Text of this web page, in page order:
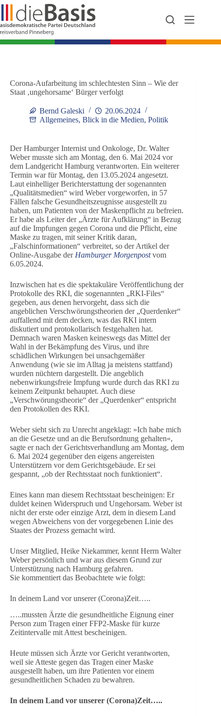
Zum
Inhalt
springen
Corona-Aufarbeitung im schlechtesten Sinn – Wie der
Staat ‚ungehorsame‘ Bürger verfolgt
Bernd Galeski
20.06.2024
Allgemeines, Blick in die Medien, Politik
Der Hamburger Internist und Onkologe, Dr. Walter
Weber musste sich am Montag, den 6. Mai 2024 vor
dem Landgericht Hamburg verantworten. Ein weiterer
Termin war für Montag, den 13.05.2024 angesetzt.
Laut einhelliger Berichterstattung der sogenannten
„Qualitätsmedien“ wird Weber vorgeworfen, in 57
Fällen falsche Gesundheitszeugnisse ausgestellt zu
haben, um Patienten von der Maskenpflicht zu befreien.
Er habe als Leiter der „Ärzte für Aufklärung“ in Bezug
auf die Impfungen gegen Corona und die Pflicht, eine
Maske zu tragen, mit seiner Kritik daran,
„Falschinformationen“ verbreitet, so der Artikel der
Online-Ausgabe der Hamburger Morgenpostvom
6.05.2024.
Inzwischen hat es die spektakuläre Veröffentlichung der
Protokolle des RKI, die sogenannten „RKI-Files“
gegeben, aus denen hervorgeht, dass sich die
angeblichen Verschwörungstheorien der „Querdenker“
auffallend mit dem decken, was das RKI intern
diskutiert und protokollarisch festgehalten hat.
Demnach waren Masken keineswegs das Mittel der
Wahl in der Bekämpfung des Virus, und ihre
schädlichen Wirkungen bei unsachgemäßer
Anwendung (wie sie im Alltag ja meistens stattfand)
wurden nüchtern dargestellt. Die angeblich
nebenwirkungsfreie Impfung wurde durch das RKI zu
keinem Zeitpunkt behauptet. Auch diese
„Verschwörungstheorie“ der „Querdenker“ entspricht
den Protokollen des RKI.
Weber sieht sich zu Unrecht angeklagt: »Ich habe mich
an die Gesetze und an die Berufsordnung gehalten«,
sagte er nach der Gerichtsverhandlung am Montag, dem
6. Mai 2024 gegenüber den eigens angereisten
Unterstützern vor dem Gerichtsgebäude. Er sei
gespannt, „ob der Rechtsstaat noch funktioniert“.
Eines kann man diesem Rechtsstaat bescheinigen: Er
duldet keinen Widerspruch und Ungehorsam. Weber ist
nicht der erste oder einzige Arzt, dem in diesem Land
wegen Abweichens von der vorgegebenen Linie des
Staates der Prozess gemacht wird.
Unser Mitglied, Heike Niekammer, kennt Herrn Walter
Weber persönlich und war aus diesem Grund zur
Unterstützung nach Hamburg gefahren.
Sie kommentiert das Beobachtete wie folgt:
In deinem Land vor unserer (Corona)Zeit…..
…..mussten Ärzte die gesundheitliche Eignung einer
Person zum Tragen einer FFP2-Maske für kurze
Zeitintervalle mit Attest bescheinigen.
Heute müssen sich Ärzte vor Gericht verantworten,
weil sie Atteste gegen das Tragen einer Maske
ausgestellt haben, um ihre Patienten vor einem
gesundheitlichen Schaden zu bewahren.
In deinem Land vor unserer (Corona)Zeit…..